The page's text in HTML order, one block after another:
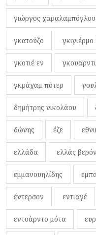
γιώργος χαραλαμπόγλου
γκατούζο γκιγιέρμο
γκοτιέ εν
γκράχαμ πότερ
δημήτρης νικολάου
δώνης έζε
ελλάδα ελλάς
εμμανουηλίδης
έντερσον εντιαγέ
εντοάρντο μότα